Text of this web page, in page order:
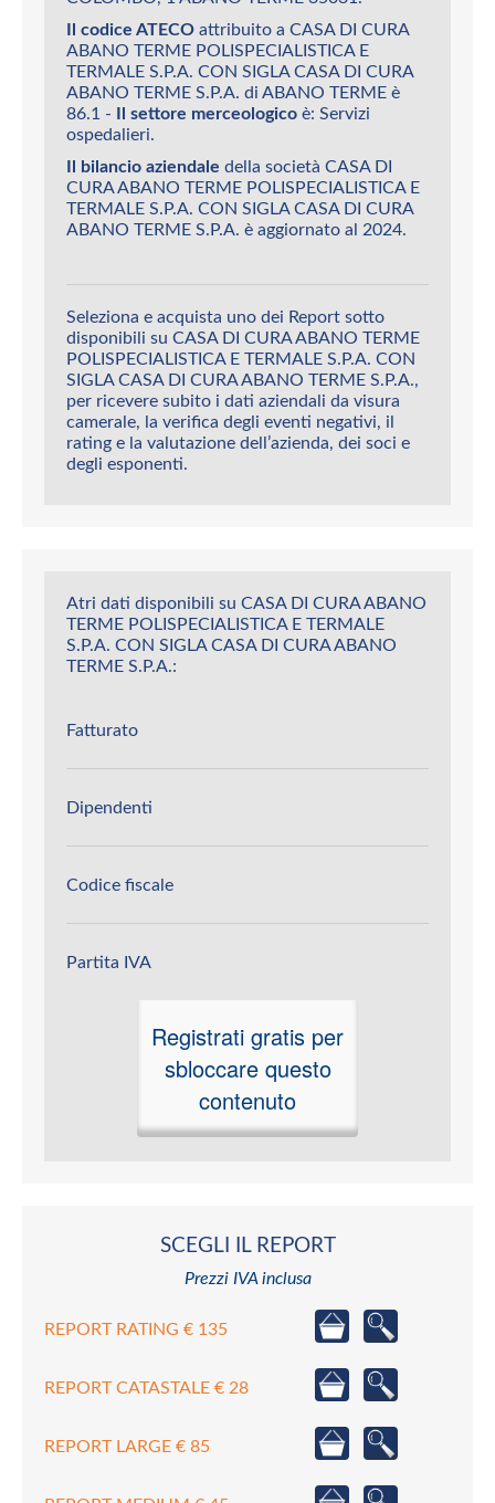
Il codice ATECO attribuito a CASA DI CURA
ABANO TERME POLISPECIALISTICA E
TERMALE S.P.A. CON SIGLA CASA DI CURA
ABANO TERME S.P.A. di ABANO TERME è
86.1 - Il settore merceologico è: Servizi
ospedalieri.
Il bilancio aziendale della società CASA DI
CURA ABANO TERME POLISPECIALISTICA E
TERMALE S.P.A. CON SIGLA CASA DI CURA
ABANO TERME S.P.A. è aggiornato al 2024.
Seleziona e acquista uno dei Report sotto
disponibili su CASA DI CURA ABANO TERME
POLISPECIALISTICA E TERMALE S.P.A. CON
SIGLA CASA DI CURA ABANO TERME S.P.A.,
per ricevere subito i dati aziendali da visura
camerale, la verifica degli eventi negativi, il
rating e la valutazione dell’azienda, dei soci e
degli esponenti.
Atri dati disponibili su CASA DI CURA ABANO
TERME POLISPECIALISTICA E TERMALE
S.P.A. CON SIGLA CASA DI CURA ABANO
TERME S.P.A.:
Fatturato
Dipendenti
Codice fiscale
Partita IVA
Registrati gratis per
sbloccare questo
contenuto
SCEGLI IL REPORT
Prezzi IVA inclusa
REPORT RATING € 135
REPORT CATASTALE € 28
REPORT LARGE € 85